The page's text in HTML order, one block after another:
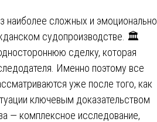
наиболее сложных и эмоционально
судопроизводстве. 🏛️
сделку, которая
Именно поэтому все
уже после того, как
ключевым доказательством
— комплексное исследование,